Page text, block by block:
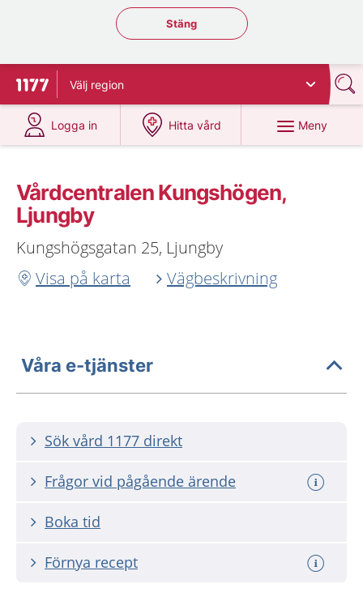
Stäng regionsväljaren
Stäng
Till startsidan för 1177
Välj region
Logga in
på 1177.se
Hitta vård
på 1177.se
Meny
Vårdcentralen Kungshögen,
Ljungby
Kungshögsgatan 25, Ljungby
Visa på karta
Vägbeskrivning
Våra e-tjänster
Sök vård 1177 direkt
Frågor vid pågående ärende
Boka tid
Förnya recept